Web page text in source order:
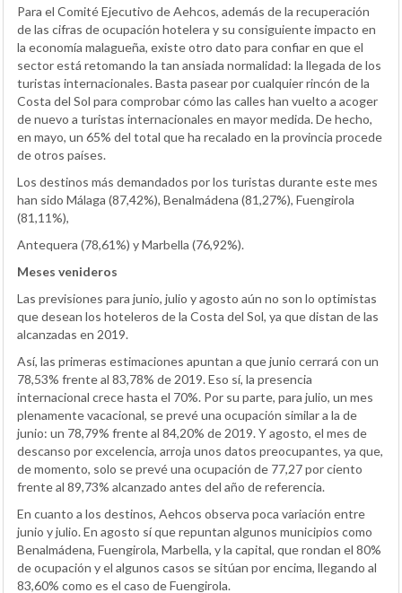
Para el Comité Ejecutivo de Aehcos, además de la recuperación
de las cifras de ocupación hotelera y su consiguiente impacto en
la economía malagueña, existe otro dato para confiar en que el
sector está retomando la tan ansiada normalidad: la llegada de los
turistas internacionales. Basta pasear por cualquier rincón de la
Costa del Sol para comprobar cómo las calles han vuelto a acoger
de nuevo a turistas internacionales en mayor medida. De hecho,
en mayo, un 65% del total que ha recalado en la provincia procede
de otros países.
Los destinos más demandados por los turistas durante este mes
han sido Málaga (87,42%), Benalmádena (81,27%), Fuengirola
(81,11%),
Antequera (78,61%) y Marbella (76,92%).
Meses venideros
Las previsiones para junio, julio y agosto aún no son lo optimistas
que desean los hoteleros de la Costa del Sol, ya que distan de las
alcanzadas en 2019.
Así, las primeras estimaciones apuntan a que junio cerrará con un
78,53% frente al 83,78% de 2019. Eso sí, la presencia
internacional crece hasta el 70%. Por su parte, para julio, un mes
plenamente vacacional, se prevé una ocupación similar a la de
junio: un 78,79% frente al 84,20% de 2019. Y agosto, el mes de
descanso por excelencia, arroja unos datos preocupantes, ya que,
de momento, solo se prevé una ocupación de 77,27 por ciento
frente al 89,73% alcanzado antes del año de referencia.
En cuanto a los destinos, Aehcos observa poca variación entre
junio y julio. En agosto sí que repuntan algunos municipios como
Benalmádena, Fuengirola, Marbella, y la capital, que rondan el 80%
de ocupación y el algunos casos se sitúan por encima, llegando al
83,60% como es el caso de Fuengirola.